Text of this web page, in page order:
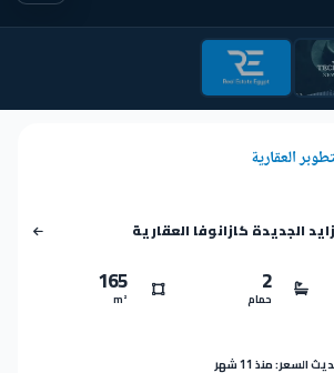
العقارية
الجديدة كازانوفا العقارية
2
حمام
165
m²
السعر: منذ 11 شهر